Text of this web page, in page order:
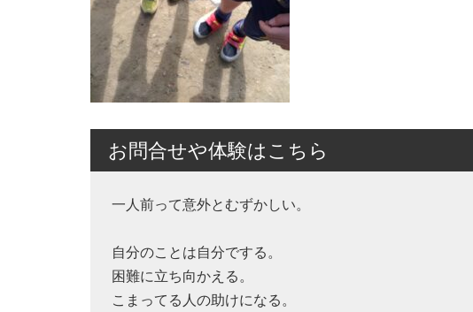
お問合せや体験はこちら
一人前って意外とむずかしい。
自分のことは自分でする。
困難に立ち向かえる。
こまってる人の助けになる。